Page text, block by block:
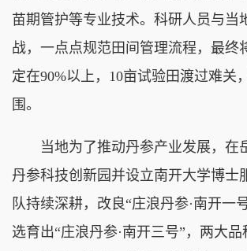
苗期管护等专业技术。科研人员与当
战，一点点规范田间管理流程，最终
定在90%以上，10亩试验田渡过难关
围。
当地为了推动丹参产业发展，在
丹参科技创新园并设立南开大学博士
队持续深耕，改良“庄浪丹参·南开一
选育出“庄浪丹参·南开三号”，两大